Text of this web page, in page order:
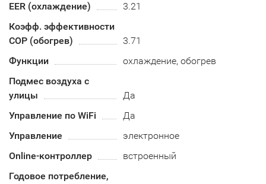
EER (охлаждение)
3.21
Коэфф. эффективности
COP (обогрев)
3.71
Функции
охлаждение, обогрев
Подмес воздуха с
улицы
Да
Управление по WiFi
Да
Управление
электронное
Online-контроллер
встроенный
Годовое потребление,